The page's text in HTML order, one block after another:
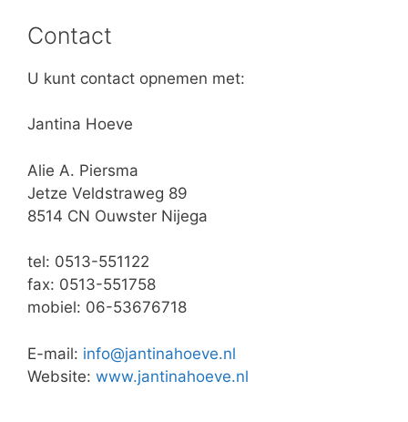
Contact
U kunt contact opnemen met:
Jantina Hoeve
Alie A. Piersma
Jetze Veldstraweg 89
8514 CN Ouwster Nijega
tel: 0513-551122
fax: 0513-551758
mobiel: 06-53676718
E-mail: info@jantinahoeve.nl
Website: www.jantinahoeve.nl